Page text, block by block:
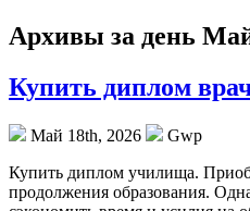
Архивы за день
Купить диплом
Май 18th, 2026
Gwp
Купить диплoм училищa.
продолжения образования.